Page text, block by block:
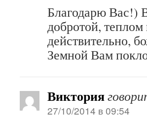
Благодарю Вас!)
добротой,
действительно,
Земной Вам
Виктория
27/10/2014 в 09:54